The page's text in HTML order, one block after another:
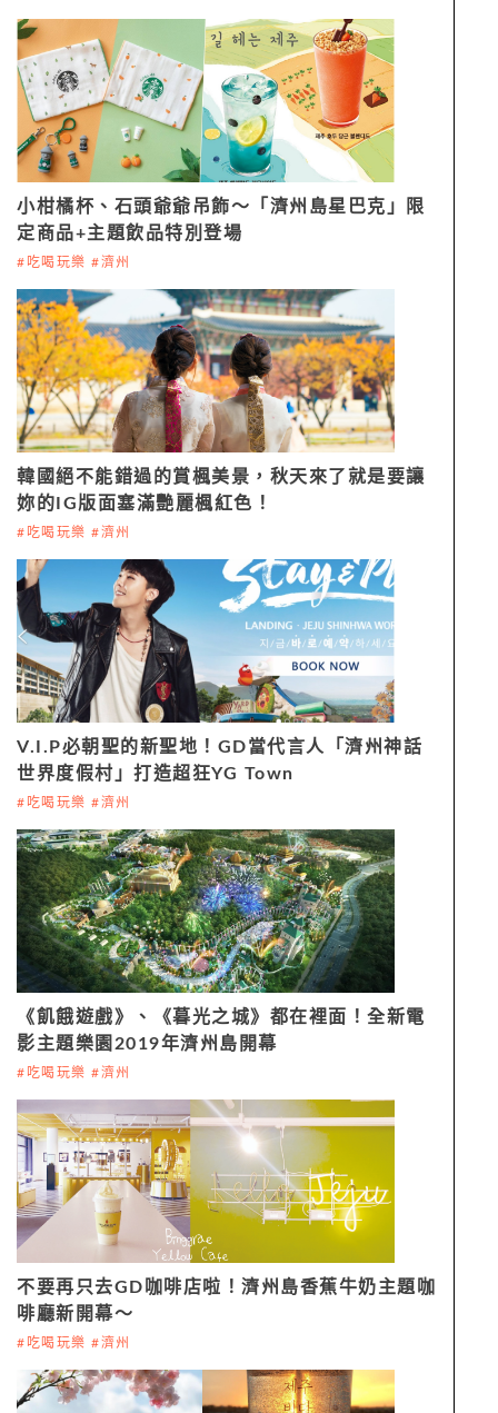
小柑橘杯、石頭爺爺吊飾～「濟州島星巴克」限
定商品+主題飲品特別登場
#吃喝玩樂 #濟州
韓國絕不能錯過的賞楓美景，秋天來了就是要讓
妳的IG版面塞滿艷麗楓紅色！
#吃喝玩樂 #濟州
V.I.P必朝聖的新聖地！GD當代言人「濟州神話
世界度假村」打造超狂YG Town
#吃喝玩樂 #濟州
《飢餓遊戲》、《暮光之城》都在裡面！全新電
影主題樂園2019年濟州島開幕
#吃喝玩樂 #濟州
不要再只去GD咖啡店啦！濟州島香蕉牛奶主題咖
啡廳新開幕～
#吃喝玩樂 #濟州